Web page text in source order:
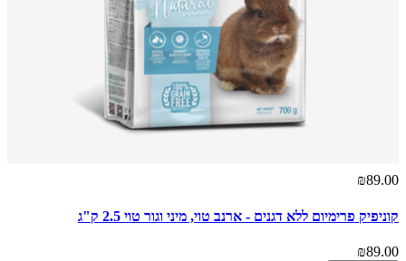
₪89.00
קוניפיק פרימיום ללא דגנים - ארנב טוי, מיני וגור טוי 2.5 ק"ג
₪89.00